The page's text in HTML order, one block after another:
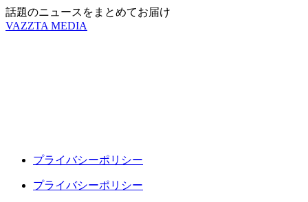
話題のニュースをまとめてお届け
VAZZTA MEDIA
プライバシーポリシー
プライバシーポリシー